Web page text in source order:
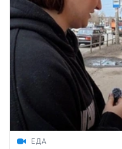
ЕДА